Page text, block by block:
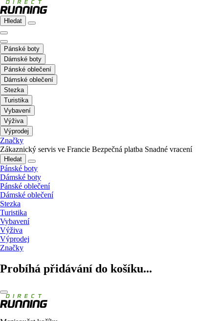
Hledat
Pánské boty
Dámské boty
Pánské oblečení
Dámské oblečení
Stezka
Turistika
Vybavení
Výživa
Výprodej
Značky
Zákaznický servis ve Francie Bezpečná platba Snadné vracení
Hledat
Pánské boty
Dámské boty
Pánské oblečení
Dámské oblečení
Stezka
Turistika
Vybavení
Výživa
Výprodej
Značky
Probíhá přidávání do košíku...